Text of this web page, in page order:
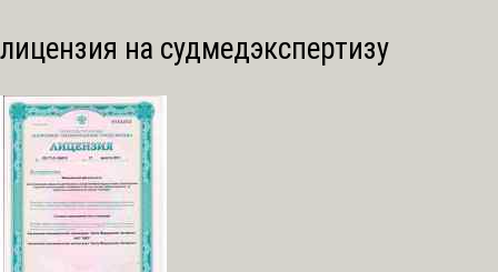
лицензия на судмедэкспертизу